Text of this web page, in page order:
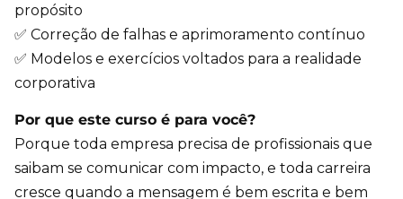
propósito
✅ Correção de falhas e aprimoramento contínuo
✅ Modelos e exercícios voltados para a realidade
corporativa
Por que este curso é para você?
Porque toda empresa precisa de profissionais que
saibam se comunicar com impacto, e toda carreira
cresce quando a mensagem é bem escrita e bem